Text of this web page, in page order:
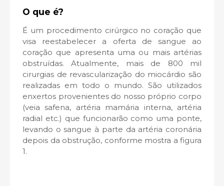
O que é?
É um procedimento cirúrgico no coração que
visa reestabelecer a oferta de sangue ao
coração que apresenta uma ou mais artérias
obstruídas. Atualmente, mais de 800 mil
cirurgias de revascularização do miocárdio são
realizadas em todo o mundo. São utilizados
enxertos provenientes do nosso próprio corpo
(veia safena, artéria mamária interna, artéria
radial etc.) que funcionarão como uma ponte,
levando o sangue à parte da artéria coronária
depois da obstrução, conforme mostra a figura
1.